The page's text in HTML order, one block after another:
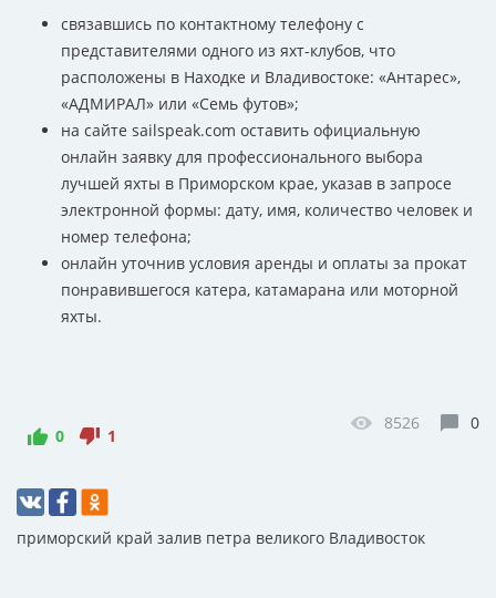
связавшись по контактному телефону с
представителями одного из яхт-клубов, что
расположены в Находке и Владивостоке: «Антарес»,
«АДМИРАЛ» или «Семь футов»;
на сайте sailspeak.com оставить официальную
онлайн заявку для профессионального выбора
лучшей яхты в Приморском крае, указав в запросе
электронной формы: дату, имя, количество человек и
номер телефона;
онлайн уточнив условия аренды и оплаты за прокат
понравившегося катера, катамарана или моторной
яхты.
0 1
приморский край залив петра великого Владивосток
8526 0